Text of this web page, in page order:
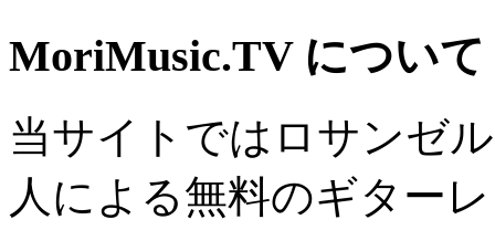
MoriMusic.TV について
当サイトではロサンゼ
人による無料のギター